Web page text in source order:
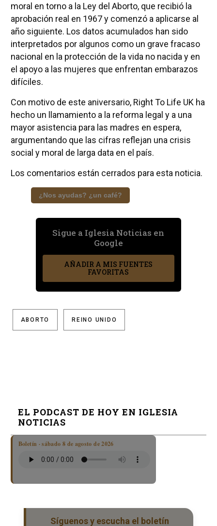
moral en torno a la Ley del Aborto, que recibió la
aprobación real en 1967 y comenzó a aplicarse al
año siguiente. Los datos acumulados han sido
interpretados por algunos como un grave fracaso
nacional en la protección de la vida no nacida y en
el apoyo a las mujeres que enfrentan embarazos
difíciles.
Con motivo de este aniversario, Right To Life UK ha
hecho un llamamiento a la reforma legal y a una
mayor asistencia para las madres en espera,
argumentando que las cifras reflejan una crisis
social y moral de larga data en el país.
Los comentarios están cerrados para esta noticia.
¿Nos ayudas? ¿un café?
Sigue a Iglesia Noticias en
Google
AÑADIR A MIS FUENTES
FAVORITAS
ABORTO REINO UNIDO
EL PODCAST DE HOY EN IGLESIA
NOTICIAS
Boletín · sábado 8 de agosto de 2026
Síguenos y escucha el boletín